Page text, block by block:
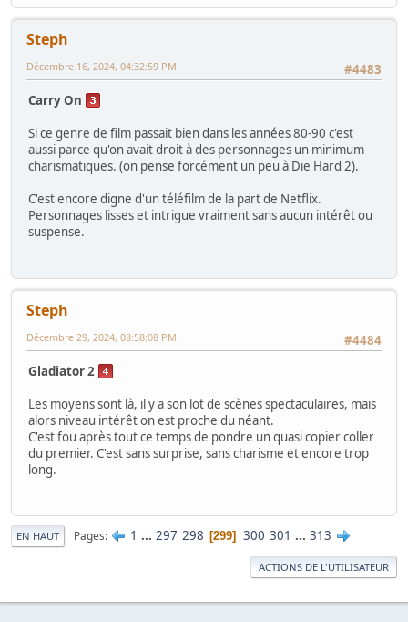
Steph
#4483
Décembre 16, 2024, 04:32:59 PM
Carry On
Si ce genre de film passait bien dans les années 80-90 c'est
aussi parce qu'on avait droit à des personnages un minimum
charismatiques. (on pense forcément un peu à Die Hard 2).
C'est encore digne d'un téléfilm de la part de Netflix.
Personnages lisses et intrigue vraiment sans aucun intérêt ou
suspense.
Steph
#4484
Décembre 29, 2024, 08:58:08 PM
Gladiator 2
Les moyens sont là, il y a son lot de scènes spectaculaires, mais
alors niveau intérêt on est proche du néant.
C'est fou après tout ce temps de pondre un quasi copier coller
du premier. C'est sans surprise, sans charisme et encore trop
long.
EN HAUT Pages 1 ... 297 298 299 300 301 ... 313
ACTIONS DE L'UTILISATEUR